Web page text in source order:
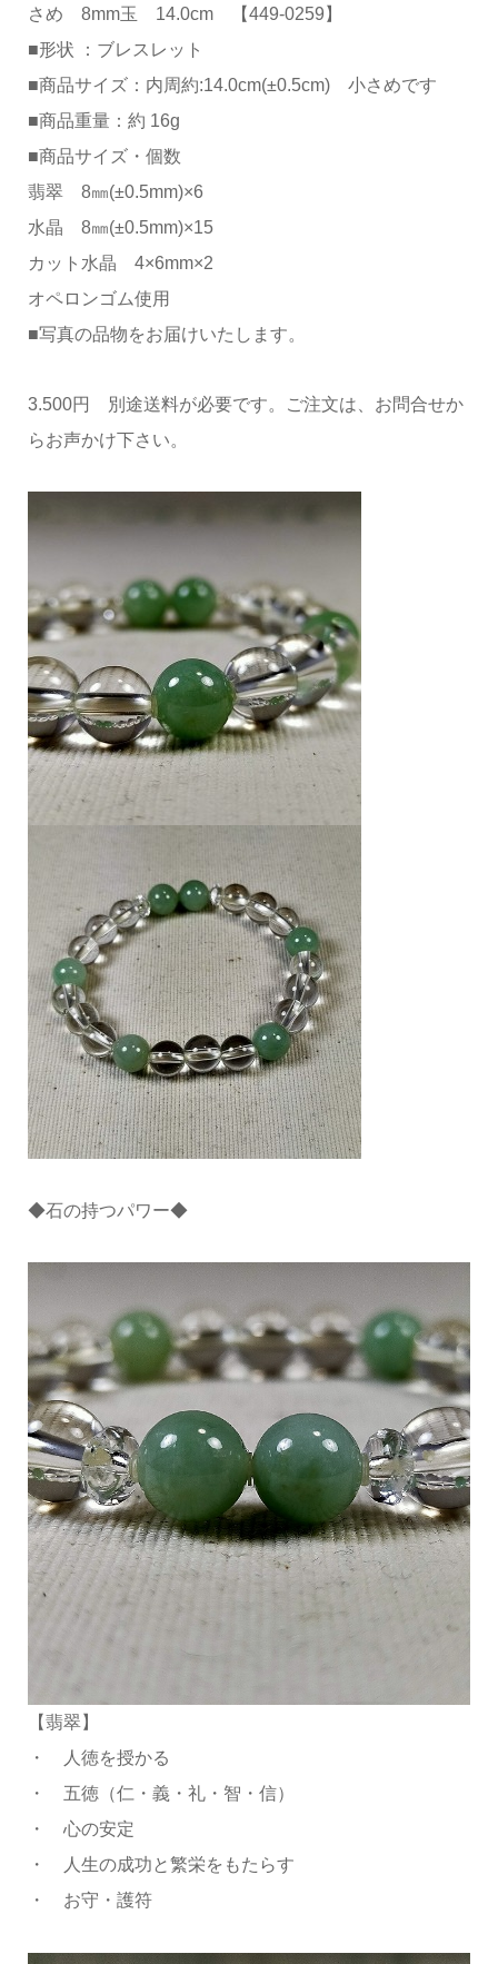
さめ 8mm玉 14.0cm 【449-0259】
■形状 ：ブレスレット
■商品サイズ：内周約:14.0cm(±0.5cm) 小さめです
■商品重量：約 16g
■商品サイズ・個数
翡翠 8㎜(±0.5mm)×6
水晶 8㎜(±0.5mm)×15
カット水晶 4×6mm×2
オペロンゴム使用
■写真の品物をお届けいたします。
3.500円 別途送料が必要です。ご注文は、お問合せか
らお声かけ下さい。
◆石の持つパワー◆
【翡翠】
・ 人徳を授かる
・ 五徳（仁・義・礼・智・信）
・ 心の安定
・ 人生の成功と繁栄をもたらす
・ お守・護符